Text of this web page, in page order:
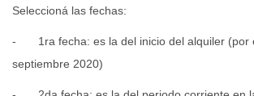
Seleccioná las fechas:
-
1ra fecha: es la del inicio del alquiler (por
septiembre 2020)